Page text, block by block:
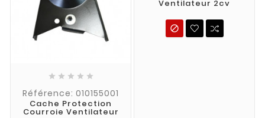
    
Référence: 010155001
Cache Protection
Courroie Ventilateur
Ventilateur 2cv
